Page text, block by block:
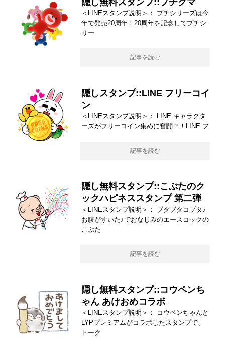
＜LINEスタンプ説明＞： プチシリーズは今
年で発売20周年！20周年を記念してプチシ
リー
記事を読む
隠しスタンプ::LINE フリーコイ
ン
＜LINEスタンプ説明＞： LINE キャラクタ
ーズがフリーコイン集めに奮闘？！LINE フ
記事を読む
隠し無料スタンプ::こぶたのク
ックハピネススタンプ 第二弾
＜LINEスタンプ説明＞： ブタブタコブタ♪
お腹がすいた♪でおなじみのエースコックの
こぶた
記事を読む
隠し無料スタンプ::コウペンち
ゃん あけおめコラボ
＜LINEスタンプ説明＞： コウペンちゃんと
LYPプレミアムがコラボしたスタンプで、
トーク